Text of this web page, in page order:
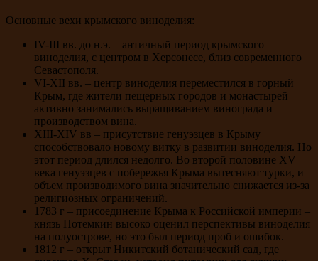
Основные вехи крымского виноделия:
IV-III вв. до н.э. – античный период крымского
виноделия, с центром в Херсонесе, близ современного
Севастополя.
VI-XII вв. – центр виноделия переместился в горный
Крым, где жители пещерных городов и монастырей
активно занимались выращиванием винограда и
производством вина.
XIII-XIV вв – присутствие генуэзцев в Крыму
способствовало новому витку в развитии виноделия. Но
этот период длился недолго. Во второй половине XV
века генуэзцев с побережья Крыма вытесняют турки, и
объем производимого вина значительно снижается из-за
религиозных ограничений.
1783 г – присоединение Крыма к Российской империи –
князь Потемкин высоко оценил перспективы виноделия
на полуострове, но это был период проб и ошибок.
1812 г – открыт Никитский ботанический сад, где